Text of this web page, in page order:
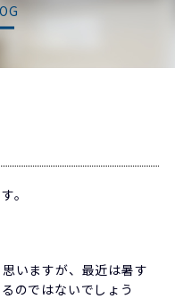
。
いますが、最近は暑す
のではないでしょう